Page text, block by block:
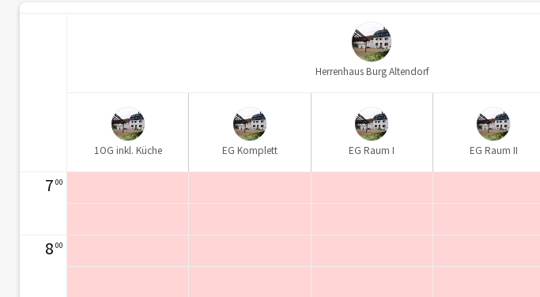
Herrenhaus Burg Altendorf
1OG inkl. Küche EG Komplett EG Raum I EG Raum II
7 00
8 00